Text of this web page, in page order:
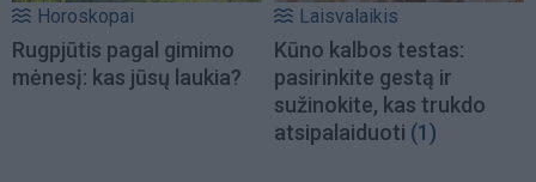
Horoskopai
Rugpjūtis pagal gimimo
mėnesį: kas jūsų laukia?
Laisvalaikis
Kūno kalbos testas:
pasirinkite gestą ir
sužinokite, kas trukdo
atsipalaiduoti (1)